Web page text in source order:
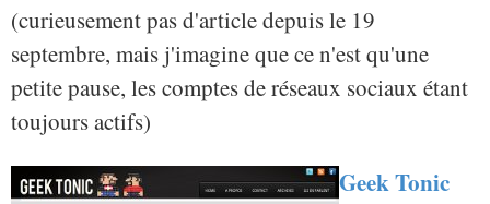
(curieusement pas d'article depuis le 19
septembre, mais j'imagine que ce n'est qu'une
petite pause, les comptes de réseaux sociaux étant
toujours actifs)
Geek Tonic